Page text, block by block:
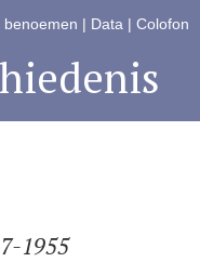
| Data | Colofon
1955